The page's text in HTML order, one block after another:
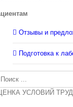
Отзывы и
Подготовка к
УСЛОВИЙ